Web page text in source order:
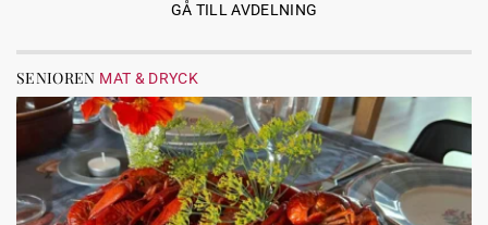
GÅ TILL AVDELNING
SENIOREN MAT & DRYCK